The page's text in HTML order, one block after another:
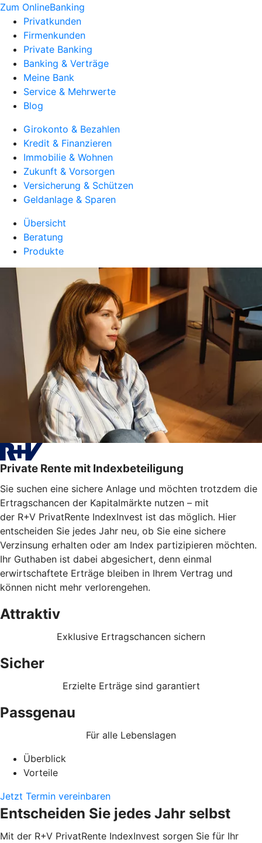
Zum OnlineBanking
Privatkunden
Firmenkunden
Private Banking
Banking & Verträge
Meine Bank
Service & Mehrwerte
Blog
Girokonto & Bezahlen
Kredit & Finanzieren
Immobilie & Wohnen
Zukunft & Vorsorgen
Versicherung & Schützen
Geldanlage & Sparen
Übersicht
Beratung
Produkte
Private Rente mit Indexbeteiligung
Sie suchen eine sichere Anlage und möchten trotzdem die
Ertragschancen der Kapitalmärkte nutzen – mit
der R+V PrivatRente IndexInvest ist das möglich. Hier
entscheiden Sie jedes Jahr neu, ob Sie eine sichere
Verzinsung erhalten oder am Index partizipieren möchten.
Ihr Guthaben ist dabei abgesichert, denn einmal
erwirtschaftete Erträge bleiben in Ihrem Vertrag und
können nicht mehr verlorengehen.
Attraktiv
Exklusive Ertragschancen sichern
Sicher
Erzielte Erträge sind garantiert
Passgenau
Für alle Lebenslagen
Überblick
Vorteile
Jetzt Termin vereinbaren
Entscheiden Sie jedes Jahr selbst
Mit der R+V PrivatRente IndexInvest sorgen Sie für Ihr